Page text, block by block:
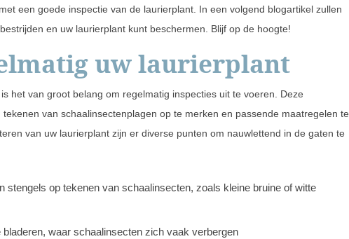
een goede inspectie van de laurierplant. In een volgend blogartikel zullen
en uw laurierplant kunt beschermen. Blijf op de hoogte!
uw laurierplant
het van groot belang om regelmatig inspecties uit te voeren. Deze
van schaalinsectenplagen op te merken en passende maatregelen te
van uw laurierplant zijn er diverse punten om nauwlettend in de gaten te
stengels op tekenen van schaalinsecten, zoals kleine bruine of witte
waar schaalinsecten zich vaak verbergen